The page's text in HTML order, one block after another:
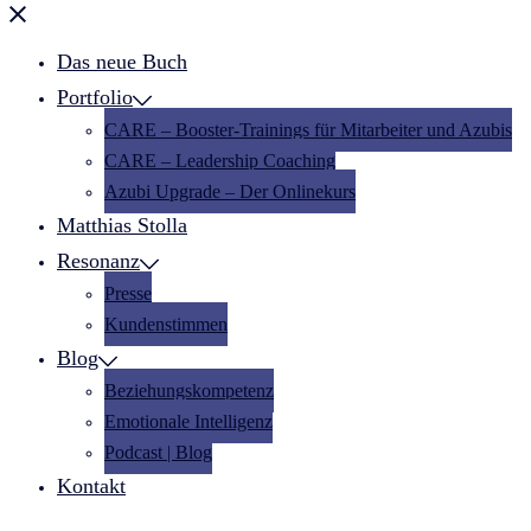
Menü
Das neue Buch
Portfolio
CARE – Booster-Trainings für Mitarbeiter und Azubis
CARE – Leadership Coaching
Azubi Upgrade – Der Onlinekurs
Matthias Stolla
Resonanz
Presse
Kundenstimmen
Blog
Beziehungskompetenz
Emotionale Intelligenz
Podcast | Blog
Kontakt